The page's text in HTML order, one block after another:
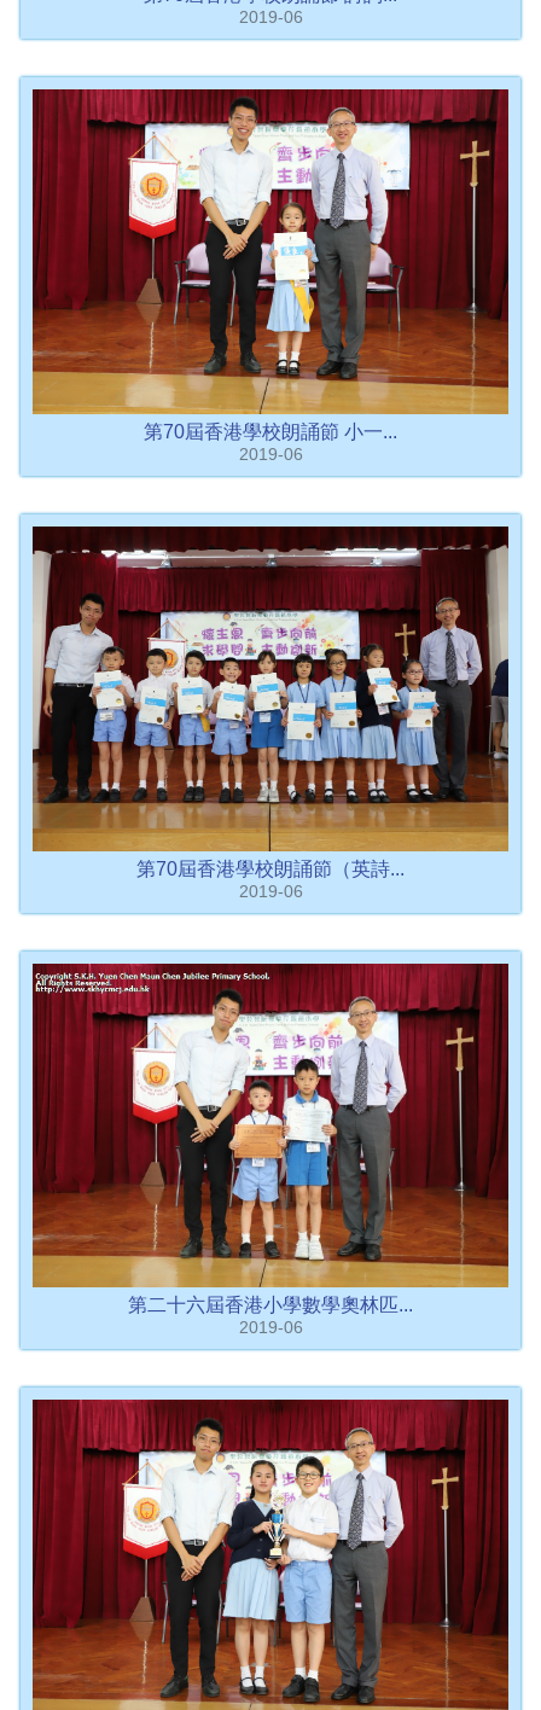
2019-06
第70屆香港學校朗誦節 小一...
2019-06
第70屆香港學校朗誦節（英詩...
2019-06
第二十六屆香港小學數學奧林匹...
2019-06